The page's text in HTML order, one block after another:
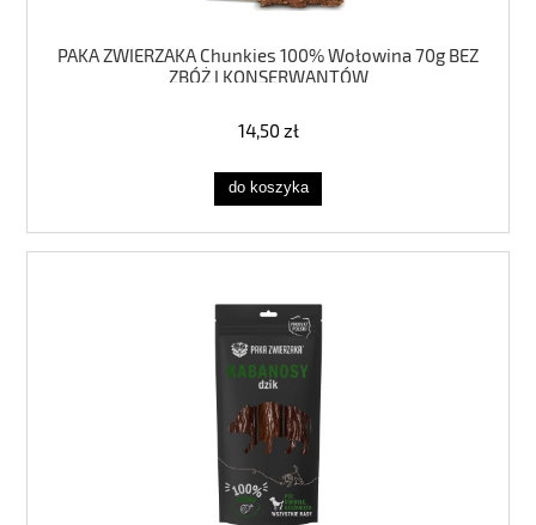
PAKA ZWIERZAKA Chunkies 100% Wołowina 70g BEZ
ZBÓŻ I KONSERWANTÓW
14,50 zł
do koszyka